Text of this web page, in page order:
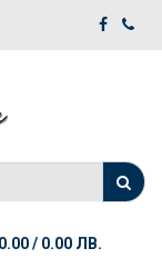
/ 0.00 ЛВ.